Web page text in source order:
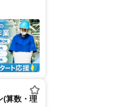
(算数・理